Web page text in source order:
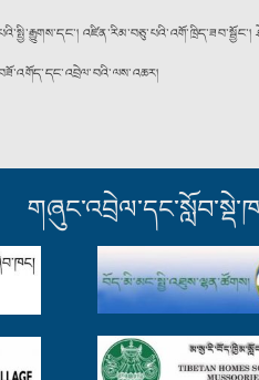
འཛིན་རིམ་བཅུ་པའི་འགོ་ཁྲིད་ཟབ་སྦྱོང་།